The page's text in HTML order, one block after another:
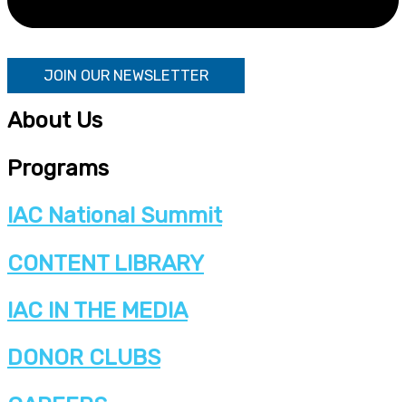
JOIN OUR NEWSLETTER
About Us
Programs
IAC National Summit
CONTENT LIBRARY
IAC IN THE MEDIA
DONOR CLUBS